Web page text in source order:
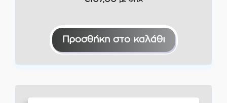
Προσθήκη στο καλάθι